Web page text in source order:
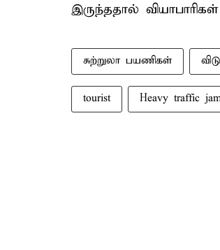
இருந்ததால்
சுற்றுலா பயணிகள்
tourist Heavy traffic